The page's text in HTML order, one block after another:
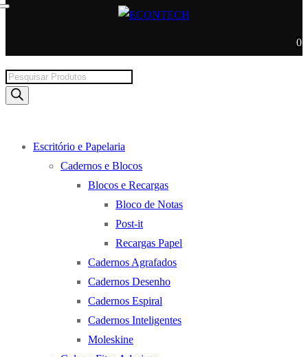
0
Products
search
Escritório e Papelaria
Cadernos e Blocos
Blocos e Recargas
Bloco de Notas
Post-it
Recargas Papel
Cadernos Agrafados
Cadernos Desenho
Cadernos Espiral
Cadernos Inteligentes
Moleskine